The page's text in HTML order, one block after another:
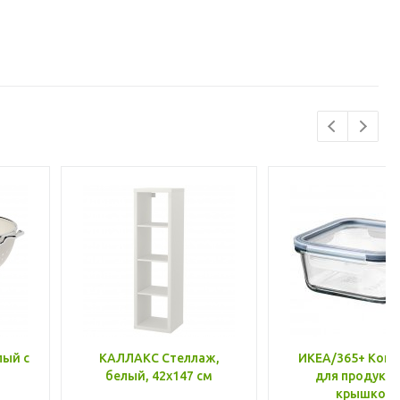
с
КАЛЛАКС Стеллаж,
белый, 42x147 см
ИКЕА/365+
для
крышкой,